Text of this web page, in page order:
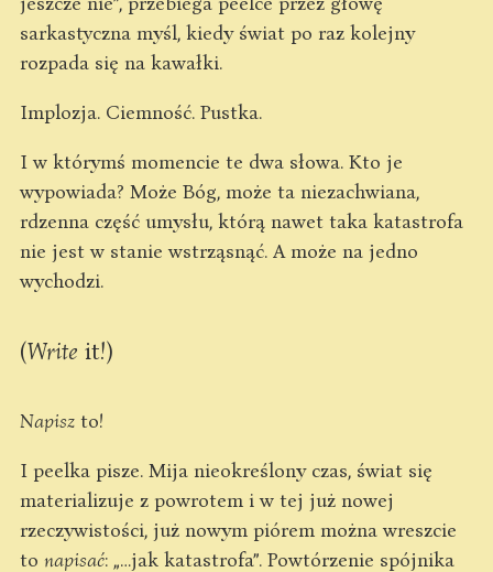
sarkastyczna myśl, kiedy świat po raz kolejny
rozpada się na kawałki.
Implozja. Ciemność. Pustka.
I w którymś momencie te dwa słowa. Kto je
wypowiada? Może Bóg, może ta niezachwiana,
rdzenna część umysłu, którą nawet taka katastrofa
nie jest w stanie wstrząsnąć. A może na jedno
wychodzi.
(Write it!)
Napisz to!
I peelka pisze. Mija nieokreślony czas, świat się
materializuje z powrotem i w tej już nowej
rzeczywistości, już nowym piórem można wreszcie
to napisać: „…jak katastrofa”. Powtórzenie spójnika